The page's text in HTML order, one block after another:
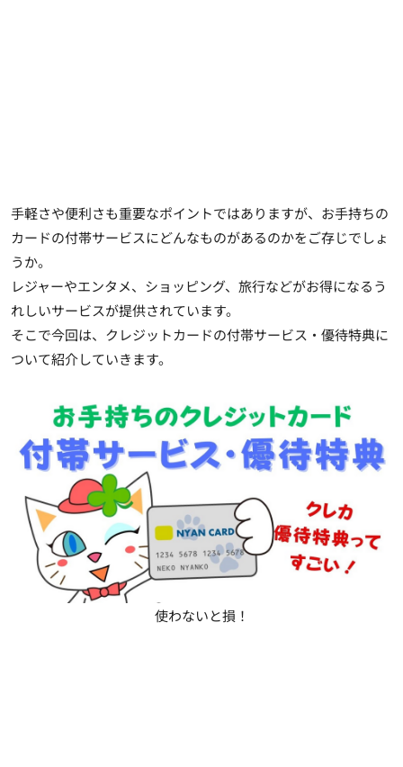
手軽さや便利さも重要なポイントではありますが、 お手持ちの
カードの付帯サービスにどんなものがあるのかをご存じでしょ
うか。
レジャーやエンタメ、ショッピング、旅行などがお得になるう
れしいサービスが提供されています。
そこで今回は、クレジットカードの付帯サービス・優待特典に
ついて紹介していきます。
使わないと損！